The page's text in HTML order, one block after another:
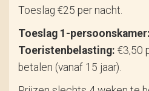
Toeslag €25 per nacht.
Toeslag 1-persoonskamer:
Toeristenbelasting: €3,50
betalen (vanaf 15 jaar).